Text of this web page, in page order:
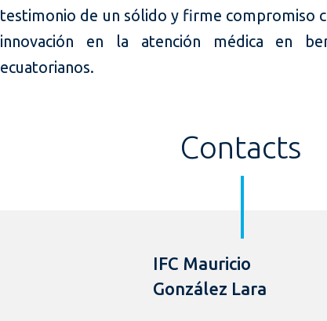
testimonio de un sólido y firme compromiso
innovación en la atención médica en
ecuatorianos.
Contacts
IFC Mauricio
González Lara